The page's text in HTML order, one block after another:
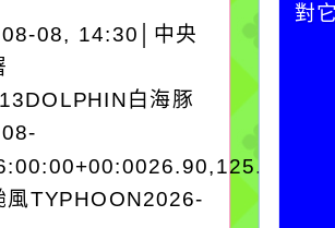
08, 14:30│中央
白海豚
風TYPHOON2026-
在而變清澈。
對